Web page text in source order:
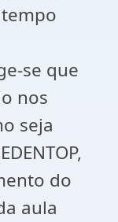
se que
nos
seja
do
aula